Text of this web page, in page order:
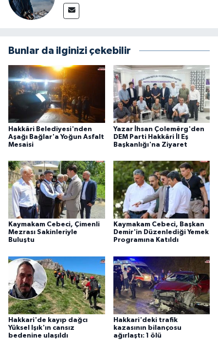
Bunlar da ilginizi çekebilir
Hakkâri Belediyesi'nden
Aşağı Bağlar'a Yoğun Asfalt
Mesaisi
Yazar İhsan Çolemêrg'den
DEM Parti Hakkâri İl Eş
Başkanlığı'na Ziyaret
Kaymakam Cebeci, Çimenli
Mezrası Sakinleriyle
Buluştu
Kaymakam Cebeci, Başkan
Demir'in Düzenlediği Yemek
Programına Katıldı
Hakkari'de kayıp dağcı
Yüksel Işık'ın cansız
bedenine ulaşıldı
Hakkari'deki trafik
kazasının bilançosu
ağırlaştı: 1 ölü